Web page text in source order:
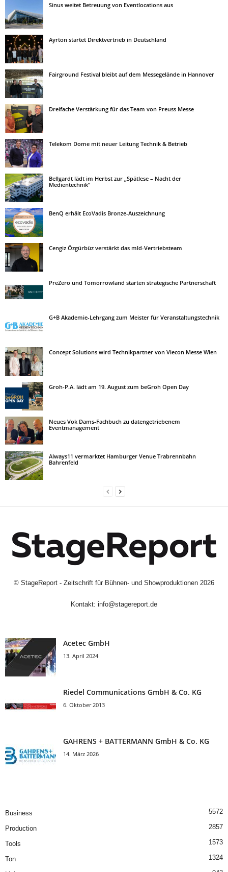
Sinus weitet Betreuung von Eventlocations aus
Ayrton startet Direktvertrieb in Deutschland
Fairground Festival bleibt auf dem Messegelände in Hannover
Dreifache Verstärkung für das Team von Preuss Messe
Telekom Dome mit neuer Leitung Technik & Betrieb
Bellgardt lädt im Herbst zur „Spätlese – Nacht der
Medientechnik“
BenQ erhält EcoVadis Bronze-Auszeichnung
Cengiz Özgürbüz verstärkt das mld-Vertriebsteam
PreZero und Tomorrowland starten strategische Partnerschaft
G+B Akademie-Lehrgang zum Meister für Veranstaltungstechnik
Concept Solutions wird Technikpartner von Viecon Messe Wien
Groh-P.A. lädt am 19. August zum beGroh Open Day
Neues Vok Dams-Fachbuch zu datengetriebenem
Eventmanagement
Always11 vermarktet Hamburger Venue Trabrennbahn
Bahrenfeld
© StageReport - Zeitschrift für Bühnen- und Showproduktionen 2026
Kontakt: info@stagereport.de
Acetec GmbH
13. April 2024
Riedel Communica­tions GmbH & Co. KG
6. Oktober 2013
GAHRENS + BATTERMANN GmbH & Co. KG
14. März 2026
Business 5572
Production 2857
Tools 1573
Ton 1324